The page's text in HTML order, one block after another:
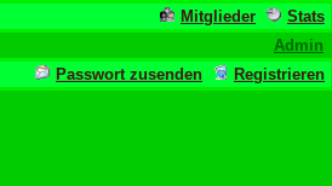
Mitglieder
Stats
Admin
Passwort zusenden Registrieren